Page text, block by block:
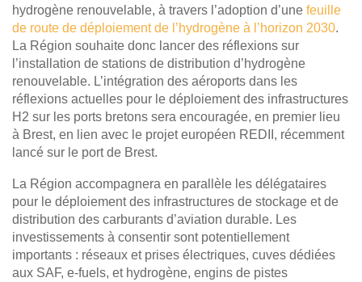
hydrogène renouvelable, à travers l’adoption d’une feuille
de route de déploiement de l’hydrogène à l’horizon 2030.
La Région souhaite donc lancer des réflexions sur
l’installation de stations de distribution d’hydrogène
renouvelable. L’intégration des aéroports dans les
réflexions actuelles pour le déploiement des infrastructures
H2 sur les ports bretons sera encouragée, en premier lieu
à Brest, en lien avec le projet européen REDII, récemment
lancé sur le port de Brest.
La Région accompagnera en parallèle les délégataires
pour le déploiement des infrastructures de stockage et de
distribution des carburants d’aviation durable. Les
investissements à consentir sont potentiellement
importants : réseaux et prises électriques, cuves dédiées
aux SAF, e-fuels, et hydrogène, engins de pistes